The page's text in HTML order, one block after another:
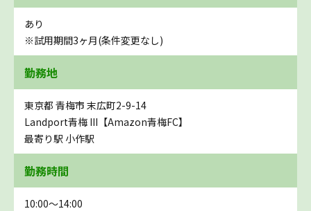
あり
※試用期間3ヶ月(条件変更なし)
勤務地
東京都 青梅市 末広町2-9-14
Landport青梅 III【Amazon青梅FC】
最寄り駅 小作駅
勤務時間
10:00～14:00